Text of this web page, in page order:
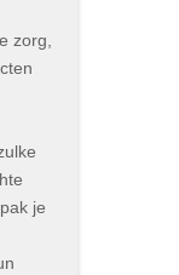
zorg,
je